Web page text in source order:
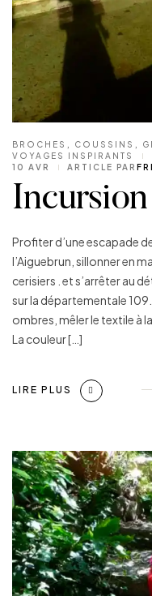
BROCHES COUSSINS
VOYAGES INSPIRANTS
10 AVR
ARTICLE PAR
Profiter d’une escapade
l’Aiguebrun, sillonner en
cerisiers . et s’arrêter au
sur la départementale
ombres, mêler le textile à
La couleur […]
LIRE PLUS